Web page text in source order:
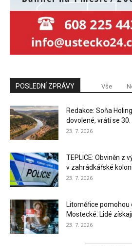
POSLEDNÍ ZPRÁVY Vše
Redakce: Soňa
dovolené, vrátí se 30.
23. 7. 2026
TEPLICE: Obviněn z
v zahrádkářské
23. 7. 2026
Litoměřice pomohou
Mostecké. Lidé
23. 7. 2026